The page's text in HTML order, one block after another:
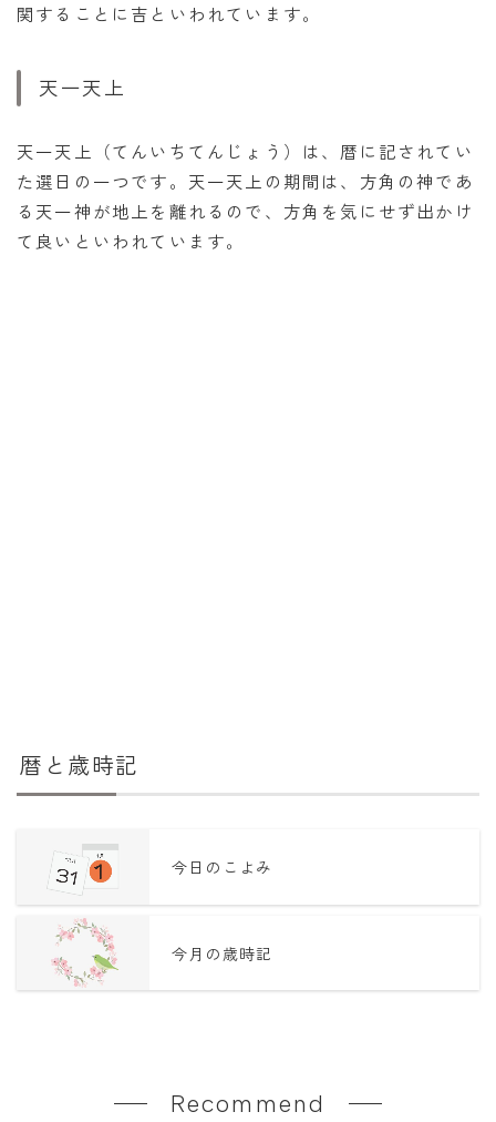
関することに吉といわれています。
天一天上
天一天上（てんいちてんじょう）は、暦に記されてい
た選日の一つです。天一天上の期間は、方角の神であ
る天一神が地上を離れるので、方角を気にせず出かけ
て良いといわれています。
暦と歳時記
今日のこよみ
今月の歳時記
Recommend